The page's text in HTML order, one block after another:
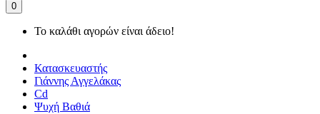
0
Το καλάθι αγορών είναι άδειο!
Κατασκευαστής
Γιάννης Αγγελάκας
Cd
Ψυχή Βαθιά